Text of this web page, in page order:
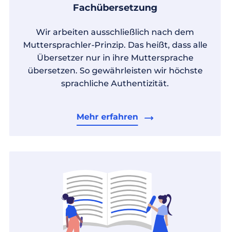
Fachübersetzung
Wir arbeiten ausschließlich nach dem
Muttersprachler-Prinzip. Das heißt, dass alle
Übersetzer nur in ihre Muttersprache
übersetzen. So gewährleisten wir höchste
sprachliche Authentizität.
Mehr erfahren